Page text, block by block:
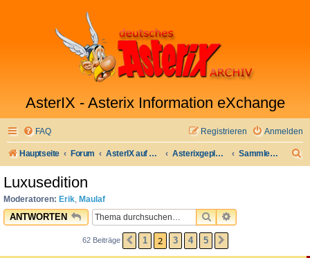
AsterIX - Asterix Information eXchange
FAQ Anmelden
Registrieren
Hauptseite Forum AsterIX auf Deutsch Asterixgeplauder Sammlerecke
Luxusedition
Moderatoren: Erik, Maulaf
ANTWORTEN SUCHEERWEITERTE
62 Beiträge VORHERIGE
1 2 3 4 5